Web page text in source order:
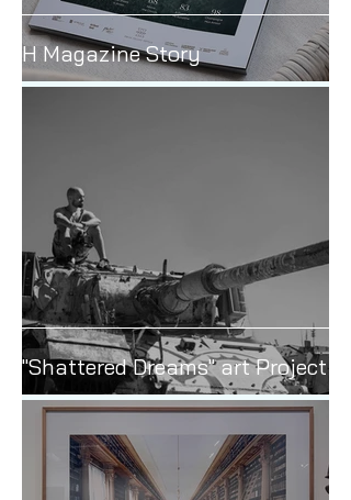
H Magazine Story
"Shattered Dreams" art Project